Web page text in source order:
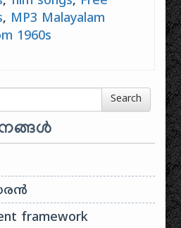
, MP3 Malayalam
1960s
Search
framework